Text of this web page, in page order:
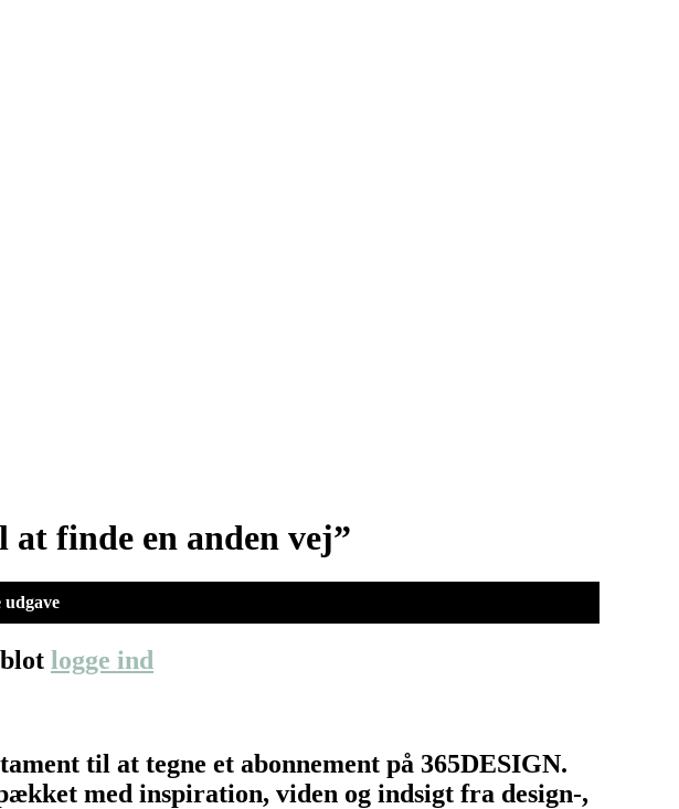
finde en anden vej”
logge ind
til at tegne et abonnement på 365DESIGN.
med inspiration, viden og indsigt fra design-,